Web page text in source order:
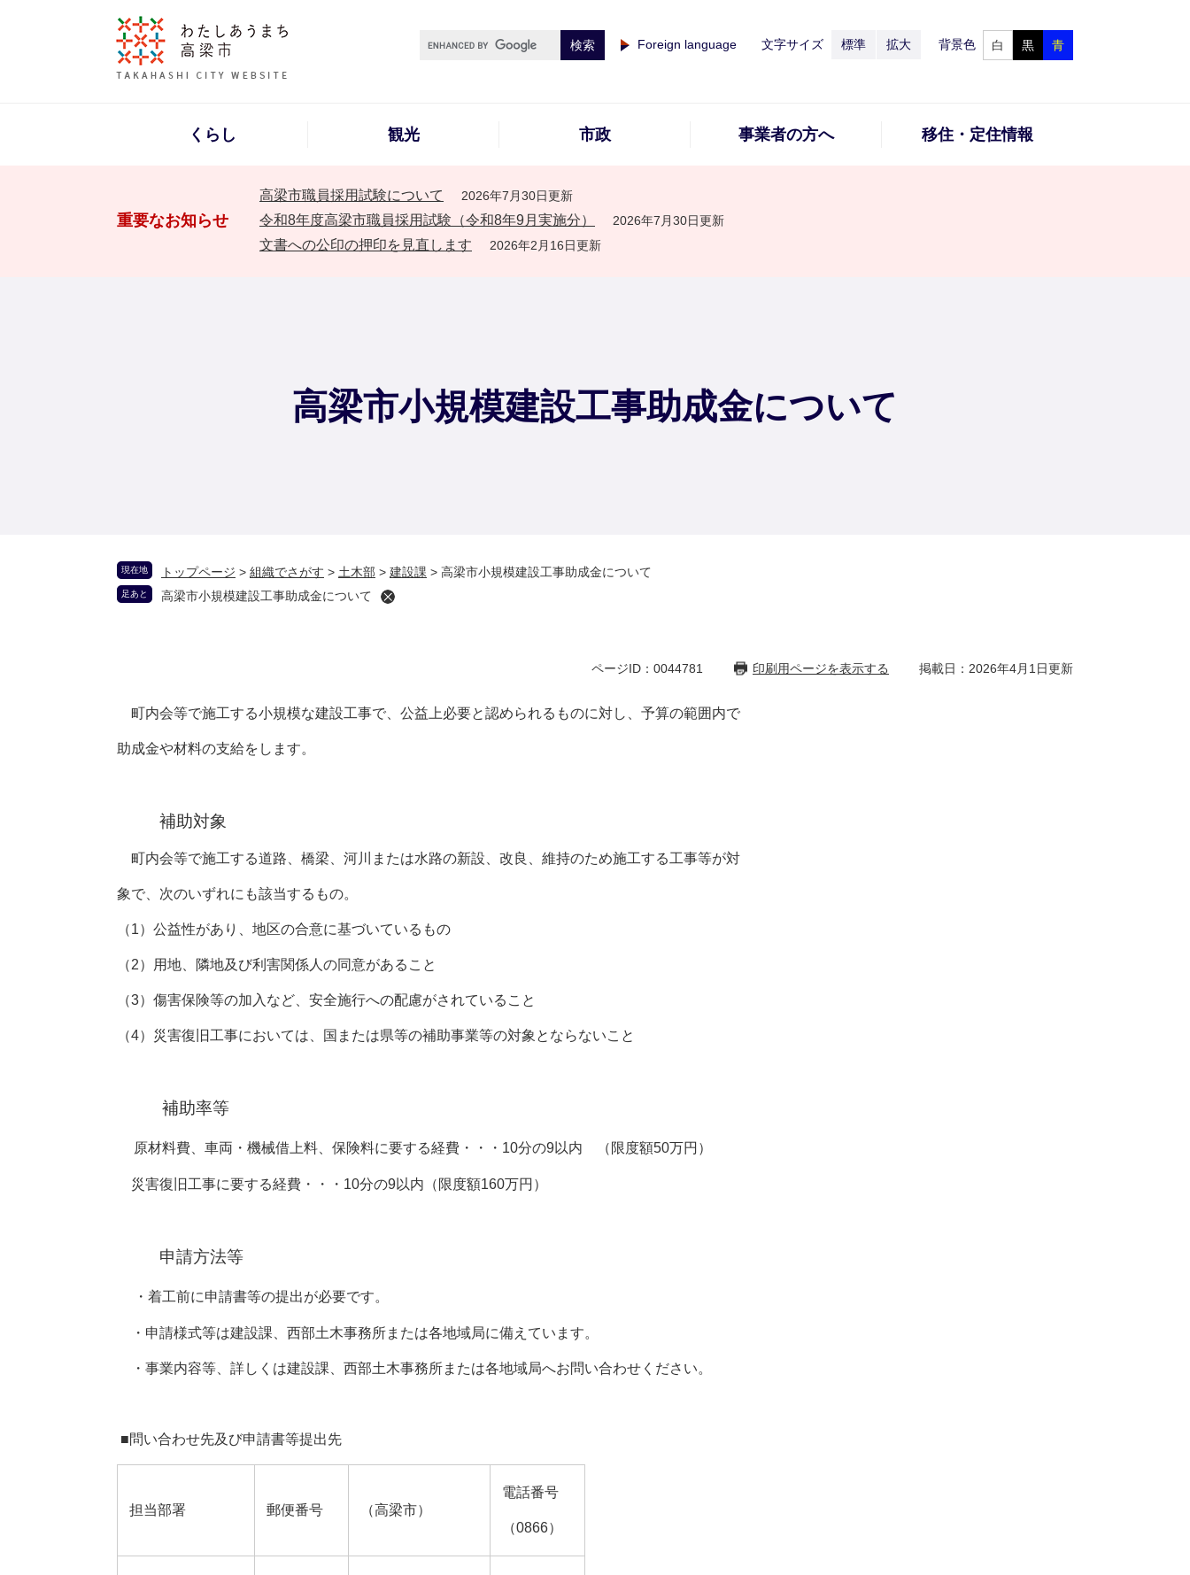
Foreign language 文字サイズ 標準 拡大 背景色 白 黒 青
くらし 観光 市政 事業者の方へ 移住・定住情報
重要なお知らせ
高梁市職員採用試験について 2026年7月30日更新
令和8年度高梁市職員採用試験（令和8年9月実施分） 2026年7月30日更新
文書への公印の押印を見直します 2026年2月16日更新
高梁市小規模建設工事助成金について
現在地 トップページ > 組織でさがす > 土木部 > 建設課 > 高梁市小規模建設工事助成金について
足あと 高梁市小規模建設工事助成金について
ページID：0044781 印刷用ページを表示する 掲載日：2026年4月1日更新
町内会等で施工する小規模な建設工事で、公益上必要と認められるものに対し、予算の範囲内で
助成金や材料の支給をします。
補助対象
町内会等で施工する道路、橋梁、河川または水路の新設、改良、維持のため施工する工事等が対
象で、次のいずれにも該当するもの。
（1）公益性があり、地区の合意に基づいているもの
（2）用地、隣地及び利害関係人の同意があること
（3）傷害保険等の加入など、安全施行への配慮がされていること
（4）災害復旧工事においては、国または県等の補助事業等の対象とならないこと
補助率等
原材料費、車両・機械借上料、保険料に要する経費・・・10分の9以内 （限度額50万円）
災害復旧工事に要する経費・・・10分の9以内（限度額160万円）
申請方法等
・着工前に申請書等の提出が必要です。
・申請様式等は建設課、西部土木事務所または各地域局に備えています。
・事業内容等、詳しくは建設課、西部土木事務所または各地域局へお問い合わせください。
■問い合わせ先及び申請書等提出先
担当部署 郵便番号 （高梁市）
電話番号
（0866）